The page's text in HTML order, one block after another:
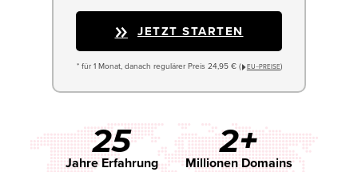
JETZT STARTEN
* für 1 Monat, danach regulärer Preis 24,95 € ( EU−PREISE)
25
Jahre Erfahrung
2+
Millionen Domains